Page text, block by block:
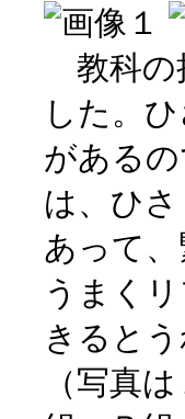
教科の
した。
がある
は、ひ
あって
うまく
きるとう
（写真